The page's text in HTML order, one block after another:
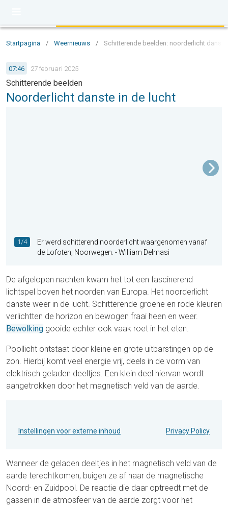
Startpagina / Weernieuws / Schitterende beelden: noorderlicht
07:46 27 februari 2025
Schitterende beelden
Noorderlicht danste in de lucht
1/4
Er werd schitterend noorderlicht waargenomen vanaf
de Lofoten, Noorwegen. - William Delmasi
De afgelopen nachten kwam het tot een fascinerend
lichtspel boven het noorden van Europa. Het noorderlicht
danste weer in de lucht. Schitterende groene en rode kleuren
verlichtten de horizon en bewogen fraai heen en weer.
Bewolking gooide echter ook vaak roet in het eten.
Poollicht ontstaat door kleine en grote uitbarstingen op de
zon. Hierbij komt veel energie vrij, deels in de vorm van
elektrisch geladen deeltjes. Een klein deel hiervan wordt
aangetrokken door het magnetisch veld van de aarde.
Instellingen voor externe inhoud Privacy Policy
Wanneer de geladen deeltjes in het magnetisch veld van de
aarde terechtkomen, buigen ze af naar de magnetische
Noord- en Zuidpool. De reactie die daar optreedt met de
gassen in de atmosfeer van de aarde zorgt voor het